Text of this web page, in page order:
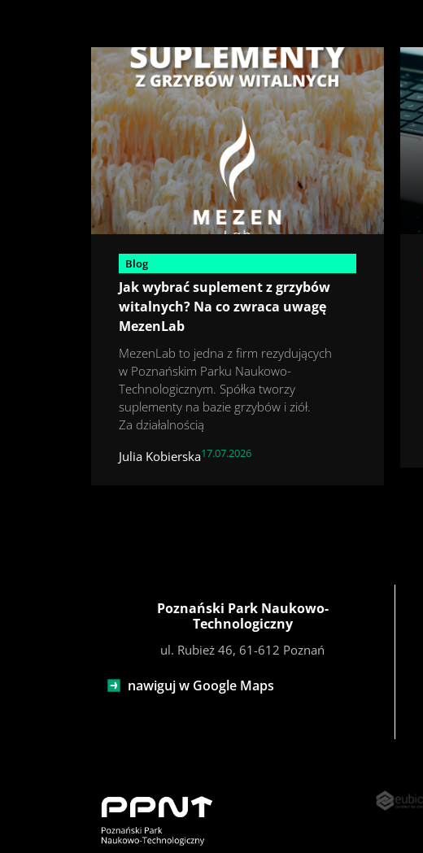
Blog
Jak wybrać suplement z grzybów
witalnych? Na co zwraca uwagę
MezenLab
MezenLab to jedna z firm rezydujących
w Poznańskim Parku Naukowo-
Technologicznym. Spółka tworzy
suplementy na bazie grzybów i ziół.
Za działalnością
Julia Kobierska17.07.2026
Poznański Park Naukowo-
Technologiczny
ul. Rubież 46, 61-612 Poznań
nawiguj w Google Maps